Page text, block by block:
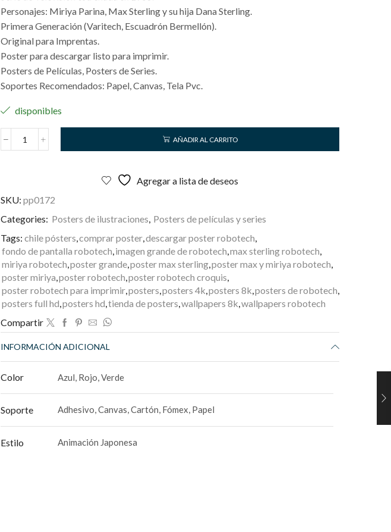
Personajes: Miriya Parina, Max Sterling y su hija Dana Sterling.
Primera Generación (Varitech, Escuadrón Bermellón).
Original para Imprentas.
Poster para descargar listo para imprimir.
Posters de Películas, Posters de Series.
Soportes Recomendados: Papel, Canvas, Tela Pvc.
disponibles
Robotech
AÑADIR AL CARRITO
Agregar a lista de deseos
SKU: pp0172
Categories: Posters de ilustraciones, Posters de películas y series
Tags: chile pósters,comprar poster,descargar poster robotech,
fondo de pantalla robotech,imagen grande de robotech,max sterling robotech,
miriya robotech,poster grande,poster max sterling,poster max y miriya robotech,
poster miriya,poster robotech,poster robotech croquis,
poster robotech para imprimir,posters,posters 4k,posters 8k,posters de robotech,
posters full hd,posters hd,tienda de posters,wallpapers 8k,wallpapers robotech
Compartir
INFORMACIÓN ADICIONAL
Color Azul, Rojo, Verde
Soporte Adhesivo, Canvas, Cartón, Fómex, Papel
Estilo Animación Japonesa